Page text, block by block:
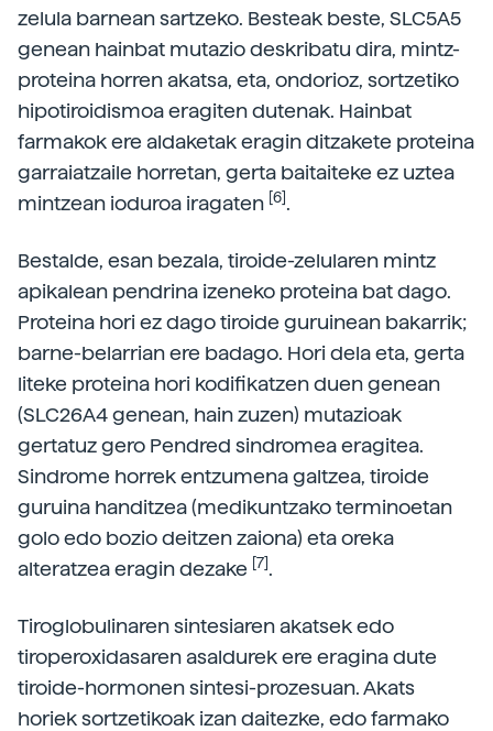
zelula barnean sartzeko. Besteak beste, SLC5A5
genean hainbat mutazio deskribatu dira, mintz-
proteina horren akatsa, eta, ondorioz, sortzetiko
hipotiroidismoa eragiten dutenak. Hainbat
farmakok ere aldaketak eragin ditzakete proteina
garraiatzaile horretan, gerta baitaiteke ez uztea
mintzean ioduroa iragaten [6].
Bestalde, esan bezala, tiroide-zelularen mintz
apikalean pendrina izeneko proteina bat dago.
Proteina hori ez dago tiroide guruinean bakarrik;
barne-belarrian ere badago. Hori dela eta, gerta
liteke proteina hori kodifikatzen duen genean
(SLC26A4 genean, hain zuzen) mutazioak
gertatuz gero Pendred sindromea eragitea.
Sindrome horrek entzumena galtzea, tiroide
guruina handitzea (medikuntzako terminoetan
golo edo bozio deitzen zaiona) eta oreka
alteratzea eragin dezake [7].
Tiroglobulinaren sintesiaren akatsek edo
tiroperoxidasaren asaldurek ere eragina dute
tiroide-hormonen sintesi-prozesuan. Akats
horiek sortzetikoak izan daitezke, edo farmako